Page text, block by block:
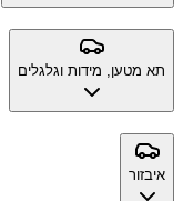
תא מטען, מידות וגלגלים
איבזור